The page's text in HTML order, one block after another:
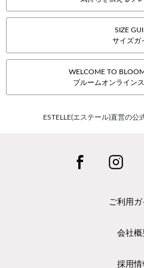
SIZE
サイズガ
WELCOME TO
ブルームオンライン
ESTELLE(エステール)直営の公
ご利用ガ
会社概
採用情